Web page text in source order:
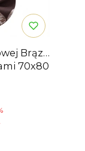
Brąz
70x80